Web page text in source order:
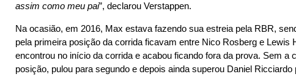
assim como meu pai”, declarou Verstappen.
Na ocasião, em 2016, Max estava fazendo sua estreia pela RBR,
pela primeira posição da corrida ficavam entre Nico Rosberg e
encontrou no início da corrida e acabou ficando fora da prova. Sem a
posição, pulou para segundo e depois ainda superou Daniel Ricciardo